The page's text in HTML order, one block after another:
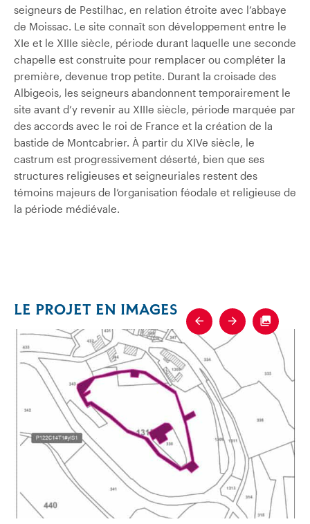
seigneurs de Pestilhac, en relation étroite avec l’abbaye
de Moissac. Le site connaît son développement entre le
XIe et le XIIIe siècle, période durant laquelle une seconde
chapelle est construite pour remplacer ou compléter la
première, devenue trop petite. Durant la croisade des
Albigeois, les seigneurs abandonnent temporairement le
site avant d’y revenir au XIIIe siècle, période marquée par
des accords avec le roi de France et la création de la
bastide de Montcabrier. À partir du XIVe siècle, le
castrum est progressivement déserté, bien que ses
structures religieuses et seigneuriales restent des
témoins majeurs de l’organisation féodale et religieuse de
la période médiévale.
LE PROJET EN IMAGES
Previous
Next